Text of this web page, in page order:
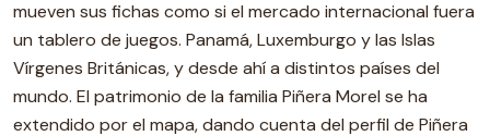
mueven sus fichas como si el mercado internacional fuera
un tablero de juegos. Panamá, Luxemburgo y las Islas
Vírgenes Británicas, y desde ahí a distintos países del
mundo. El patrimonio de la familia Piñera Morel se ha
extendido por el mapa, dando cuenta del perfil de Piñera